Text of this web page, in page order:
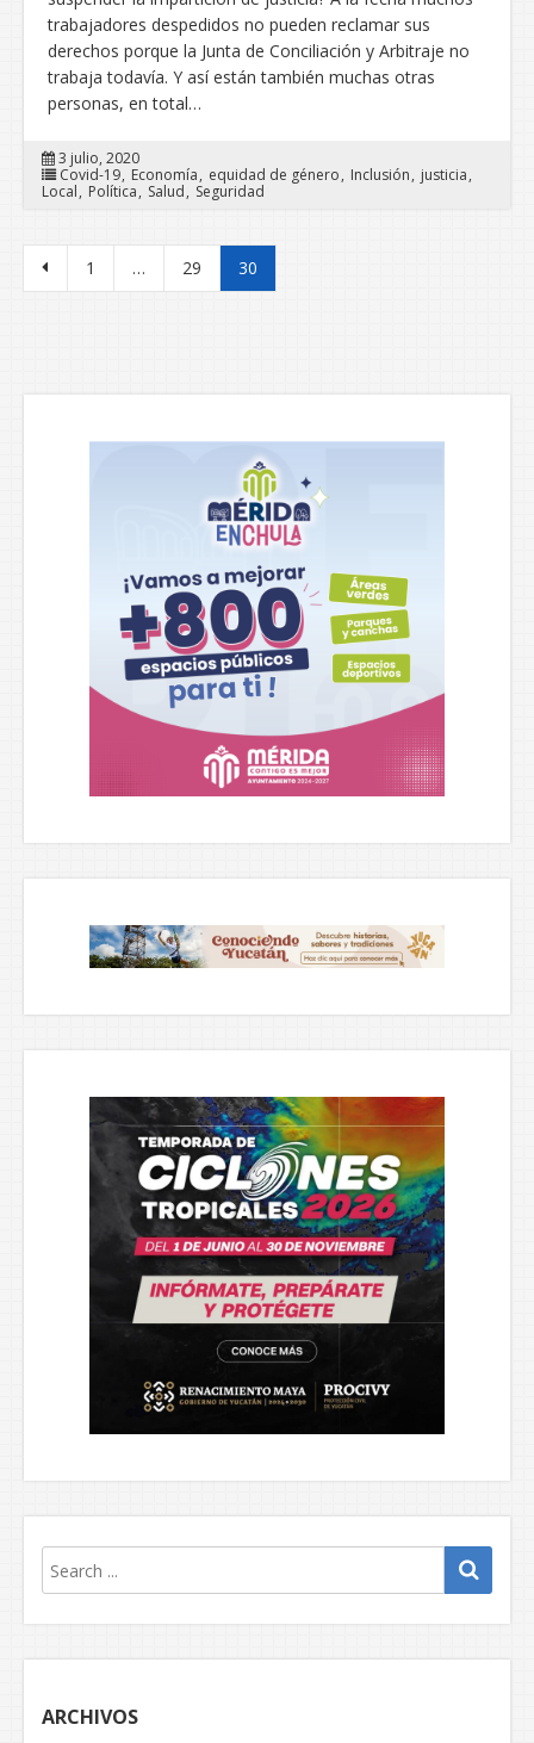
trabajadores despedidos no pueden reclamar sus
derechos porque la Junta de Conciliación y Arbitraje no
trabaja todavía. Y así están también muchas otras
personas, en total…
3 julio, 2020
Covid-19 Economía equidad de género Inclusión
justicia
Local
Política Salud Seguridad
Paginación de entradas
1 … 29 30
ARCHIVOS